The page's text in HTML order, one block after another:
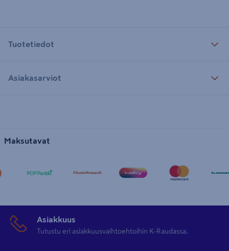
Tuotetiedot
Asiakasarviot
Maksutavat
Asiakkuus
Tutustu eri asiakkuusvaihtoehtoihin K-Raudassa.